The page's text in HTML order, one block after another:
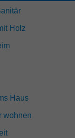
Holz
Haus
wohnen